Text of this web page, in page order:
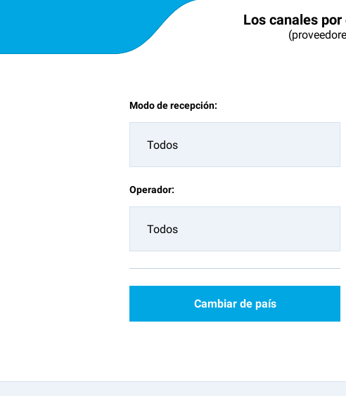
Los canales
Modo de recepción:
Todos
Operador:
Todos
Cambiar de país